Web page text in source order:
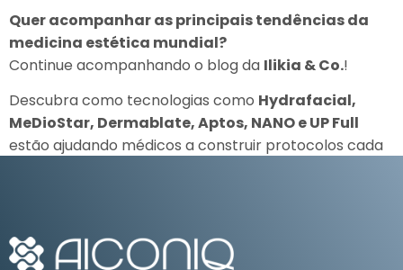
Quer acompanhar as principais tendências da
medicina estética mundial?
Continue acompanhando o blog da Ilikia & Co.!
Descubra como tecnologias como Hydrafacial,
MeDioStar, Dermablate, Aptos, NANO e UP Full
estão ajudando médicos a construir protocolos cada